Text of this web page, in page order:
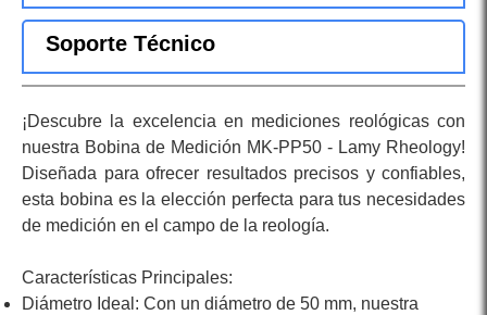
Soporte Técnico
¡Descubre la excelencia en mediciones reológicas con
nuestra Bobina de Medición MK-PP50 - Lamy Rheology!
Diseñada para ofrecer resultados precisos y confiables,
esta bobina es la elección perfecta para tus necesidades
de medición en el campo de la reología.
Diámetro Ideal: Con un diámetro de 50 mm, nuestra